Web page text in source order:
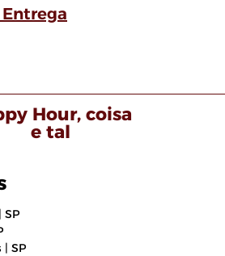
Hour, coisa
e tal
SP
| SP